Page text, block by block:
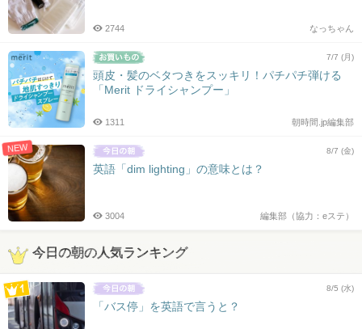
なっちゃん
2744
7/7 (月)
頭皮・髪のベタつきをスッキリ！パチパチ弾ける
「Merit ドライシャンプー」
朝時間.jp編集部
1311
NEW 8/7 (金)
英語「dim lighting」の意味とは？
編集部（協力：eステ）
3004
今日の朝の人気ランキング
8/5 (水)
「バス停」を英語で言うと？